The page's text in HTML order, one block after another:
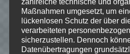
Maßnahmen umgesetzt, um
lückenlosen Schutz der über
verarbeiteten
sicherzustellen. Dennoch
Datenübertragungen